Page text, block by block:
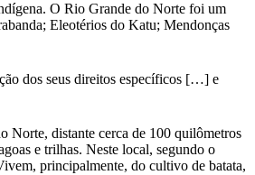
O Rio Grande do Norte foi um
Eleotérios do Katu; Mendonças
dos seus direitos específicos […] e
Norte, distante cerca de 100 quilômetros
e trilhas. Neste local, segundo o
principalmente, do cultivo de batata,